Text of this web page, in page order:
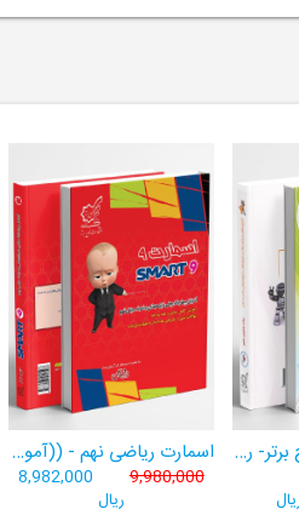
32 استان ششم لوح برتر- ربات باهوش ششم ((به همراه سامانۀ آزمون‌ساز رایگان)) اسمارت ریاضی نهم - ((آموزش پیشرفتۀ ریاضی تیزهوشان و نمونه‌دولتی نهم+ سامانۀ آزمون‌ساز آنلاین))
9,980,000
8,982,000
ریال